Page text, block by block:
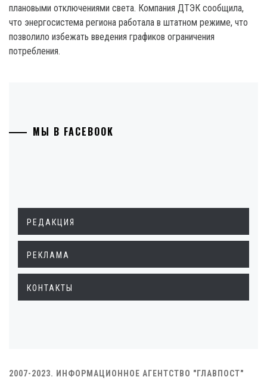
плановыми отключениями света. Компания ДТЭК сообщила,
что энергосистема региона работала в штатном режиме, что
позволило избежать введения графиков ограничения
потребления.
МЫ В FACEBOOK
РЕДАКЦИЯ
РЕКЛАМА
КОНТАКТЫ
2007-2023. ИНФОРМАЦИОННОЕ АГЕНТСТВО "ГЛАВПОСТ"